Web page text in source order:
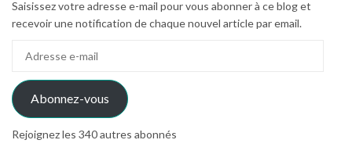
Saisissez votre adresse e-mail pour vous abonner à ce blog et
recevoir une notification de chaque nouvel article par email.
mail
Abonnez-vous
Rejoignez les 340 autres abonnés